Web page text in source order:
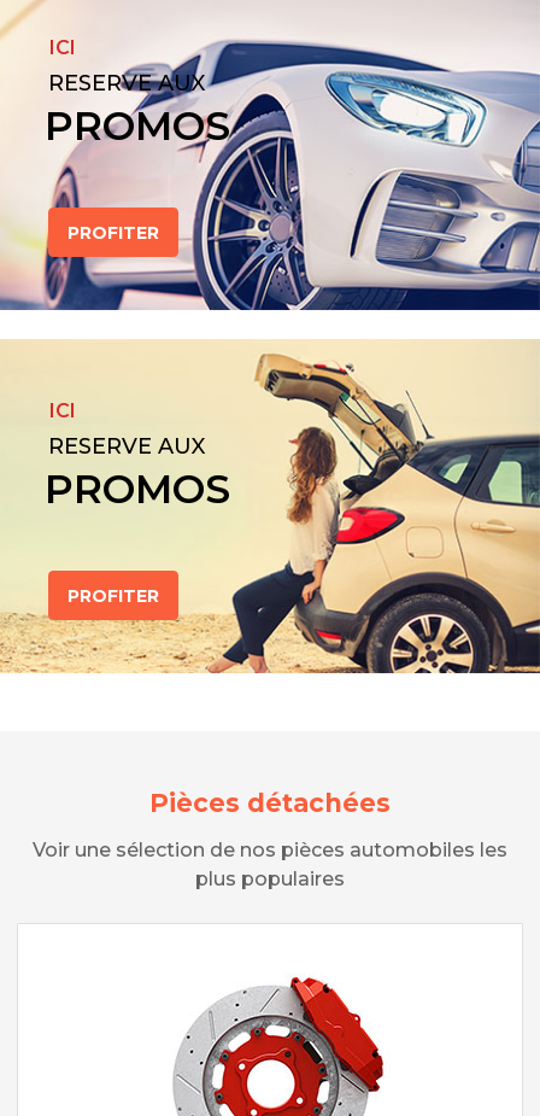
ICI
RESERVE AUX
PROMOS
PROFITER
ICI
RESERVE AUX
PROMOS
PROFITER
Pièces détachées
Voir une sélection de nos pièces automobiles les
plus populaires